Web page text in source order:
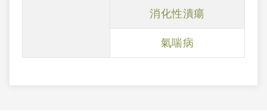
消化性潰瘍
氣喘病